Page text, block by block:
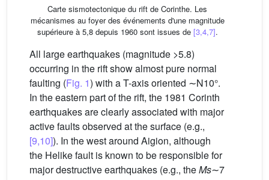
Carte sismotectonique du rift de Corinthe. Les
mécanismes au foyer des événements d'une magnitude
supérieure à 5,8 depuis 1960 sont issues de [3,4,7].
All large earthquakes (magnitude >5.8)
occurring in the rift show almost pure normal
faulting (Fig. 1) with a T-axis oriented ∼N10°.
In the eastern part of the rift, the 1981 Corinth
earthquakes are clearly associated with major
active faults observed at the surface (e.g.,
[9,10]). In the west around Aigion, although
the Helike fault is known to be responsible for
major destructive earthquakes (e.g., theMs∼7